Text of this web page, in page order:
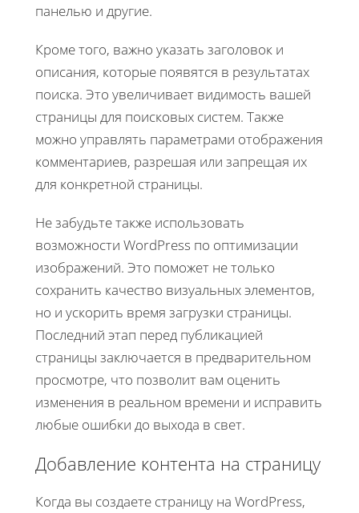
панелью и другие.
Кроме того, важно указать заголовок и
описания, которые появятся в результатах
поиска. Это увеличивает видимость вашей
страницы для поисковых систем. Также
можно управлять параметрами отображения
комментариев, разрешая или запрещая их
для конкретной страницы.
Не забудьте также использовать
возможности WordPress по оптимизации
изображений. Это поможет не только
сохранить качество визуальных элементов,
но и ускорить время загрузки страницы.
Последний этап перед публикацией
страницы заключается в предварительном
просмотре, что позволит вам оценить
изменения в реальном времени и исправить
любые ошибки до выхода в свет.
Добавление контента на страницу
Когда вы создаете страницу на WordPress,